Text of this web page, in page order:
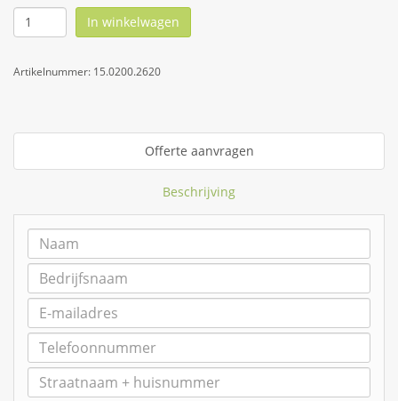
In winkelwagen
Artikelnummer: 15.0200.2620
Offerte aanvragen
Beschrijving